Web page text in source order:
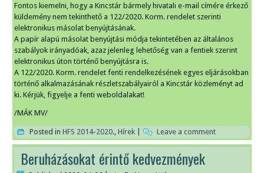
Fontos kiemelni, hogy a Kincstár bármely hivatali e-mail címére érkező
küldemény nem tekinthető a 122/2020. Korm. rendelet szerinti
elektronikus másolat benyújtásának.
A papír alapú másolat benyújtási módja tekintetében az általános
szabályok irányadóak, azaz jelenleg lehetőség van a fentiek szerint
elektronikus úton történő benyújtásra is.
A 122/2020. Korm. rendelet fenti rendelkezésének egyes eljárásokban
történő alkalmazásának részletszabályairól a Kincstár közleményt ad
ki. Kérjük, figyelje a fenti weboldalakat!
/MÁK MV/
Posted in HFS 2014-2020. ,Hírek Leave a comment
Beruházásokat érintő kedvezmények